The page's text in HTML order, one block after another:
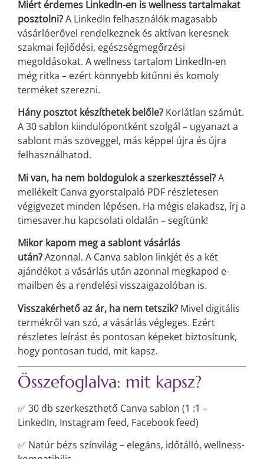
Miért érdemes LinkedIn-en is wellness tartalmakat
posztolni?A LinkedIn felhasználók magasabb
vásárlóerővel rendelkeznek és aktívan keresnek
szakmai fejlődési, egészségmegőrzési
megoldásokat. A wellness tartalom LinkedIn-en
még ritka – ezért könnyebb kitűnni és komoly
terméket szerezni.
Hány posztot készíthetek belőle? Korlátlan számút.
A 30 sablon kiindulópontként szolgál – ugyanazt a
sablont más szöveggel, más képpel újra és újra
felhasználhatod.
Mi van, ha nem boldogulok a szerkesztéssel?A
mellékelt Canva gyorstalpaló PDF részletesen
végigvezet minden lépésen. Ha mégis elakadsz, írj a
timesaver.hu kapcsolati oldalán – segítünk!
Mikor kapom meg a sablont vásárlás
után?Azonnal. A Canva sablon linkjét és a két
ajándékot a vásárlás után azonnal megkapod e-
mailben és a rendelési visszaigazolóban is.
Visszakérhető az ár, ha nem tetszik? Mivel digitális
termékről van szó, a vásárlás végleges. Ezért
részletes leírást és pontosan képeket biztosítunk,
hogy pontosan tudd, mit kapsz.
Összefoglalva: mit kapsz?
✅ 30 db szerkeszthető Canva sablon (1 :1 –
LinkedIn, Instagram feed, Facebook feed)
✅ Natúr bézs színvilág – elegáns, időtálló, wellness-